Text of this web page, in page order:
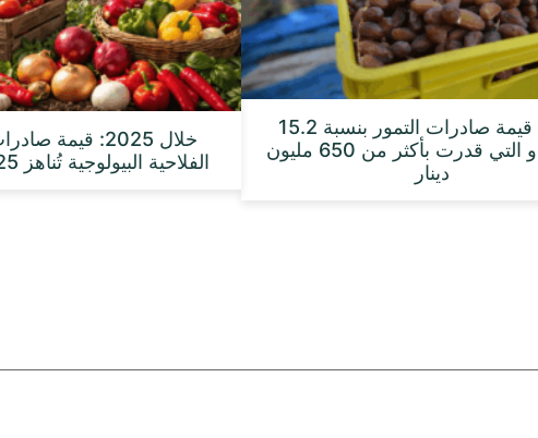
إرتفاع قيمة صادرات التمور بنسبة 15.2
بالمائة، و التي قدرت بأكثر من 650 مليون
دينار
خلال 2025: قيمة
الفلاحية البيولوجية تُناهز 725 مليون دينار